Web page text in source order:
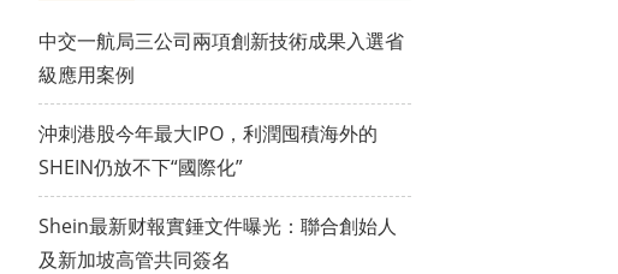
中交一航局三公司兩項創新技術成果入選省
級應用案例
沖刺港股今年最大IPO，利潤囤積海外的
SHEIN仍放不下“國際化”
Shein最新财報實錘文件曝光：聯合創始人
及新加坡高管共同簽名